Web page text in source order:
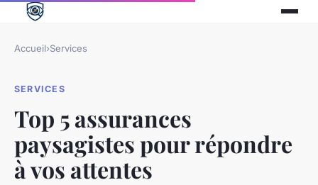
Accueil›Services
SERVICES
Top 5 assurances
paysagistes pour répondre
à vos attentes